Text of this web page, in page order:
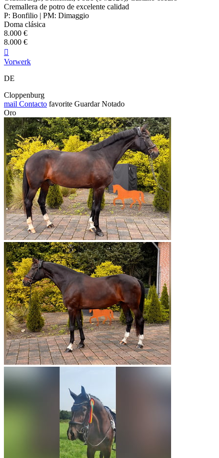
Cremallera de potro de excelente calidad
P: Bonfilio | PM: Dimaggio
Doma clásica
8.000 €
8.000 €

Vorwerk
DE
Cloppenburg
mail Contacto favorite Guardar Notado
Oro